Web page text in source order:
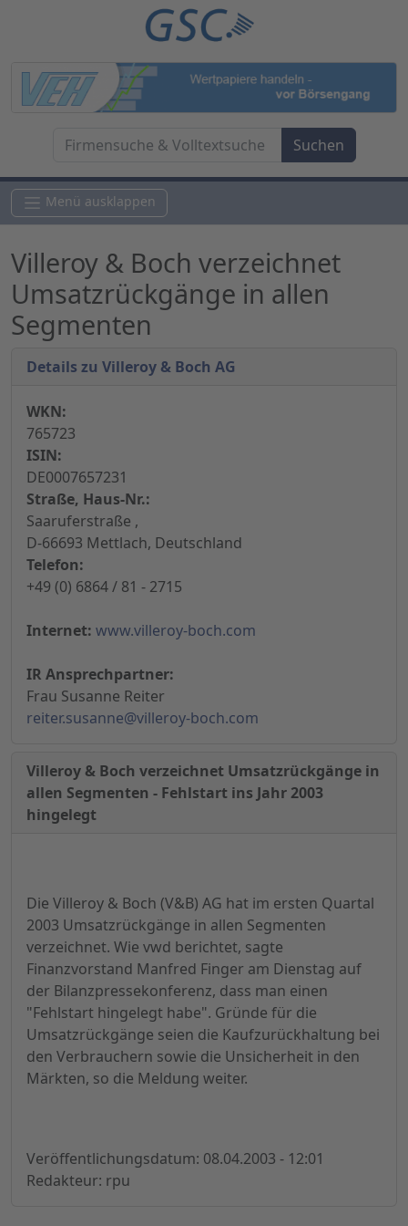
Menü ausklappen
Villeroy & Boch verzeichnet
Umsatzrückgänge in allen
Segmenten
Details zu Villeroy & Boch AG
WKN:
765723
ISIN:
DE0007657231
Straße, Haus-Nr.:
Saaruferstraße ,
D-66693 Mettlach, Deutschland
Telefon:
+49 (0) 6864 / 81 - 2715
Internet: www.villeroy-boch.com
IR Ansprechpartner:
Frau Susanne Reiter
reiter.susanne@villeroy-boch.com
Villeroy & Boch verzeichnet Umsatzrückgänge in
allen Segmenten - Fehlstart ins Jahr 2003
hingelegt
Die Villeroy & Boch (V&B) AG hat im ersten Quartal
2003 Umsatzrückgänge in allen Segmenten
verzeichnet. Wie vwd berichtet, sagte
Finanzvorstand Manfred Finger am Dienstag auf
der Bilanzpressekonferenz, dass man einen
"Fehlstart hingelegt habe". Gründe für die
Umsatzrückgänge seien die Kaufzurückhaltung bei
den Verbrauchern sowie die Unsicherheit in den
Märkten, so die Meldung weiter.
Veröffentlichungsdatum: 08.04.2003 - 12:01
Redakteur: rpu